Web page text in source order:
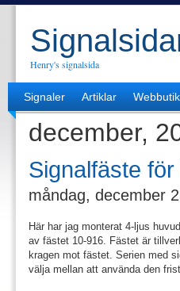
Henry's signalsida
Signaler Artiklar Webbutik
december,
Signalfäste
måndag, december
Här har jag monterat 4-ljus
av fästet 10-916. Fästet är
kragen mot fästet. Serien med
välja mellan att använda den